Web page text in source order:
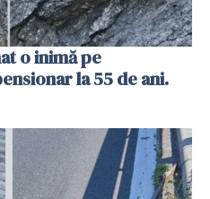
o inimă pe
la 55 de ani.